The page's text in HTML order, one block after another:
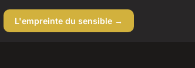
L'empreinte du sensible →